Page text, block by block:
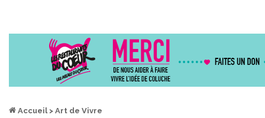
Accueil > Art de Vivre